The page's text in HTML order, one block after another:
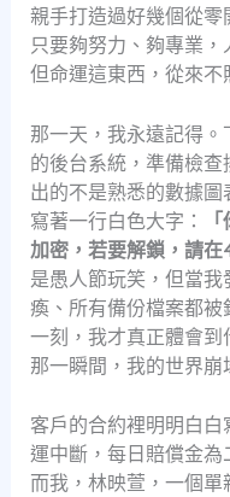
親手打造過好幾個從零
只要夠努力、夠專業
但命運這東西，從來不
那一天，我永遠記得
的後台系統，準備檢
出的不是熟悉的數據
寫著一行白色大字：
加密，若要解鎖，請在
是愚人節玩笑，但當
瘓、所有備份檔案都
一刻，我才真正體會到
那一瞬間，我的世界崩
客戶的合約裡明明白
運中斷，每日賠償金為
而我，林映萱，一個